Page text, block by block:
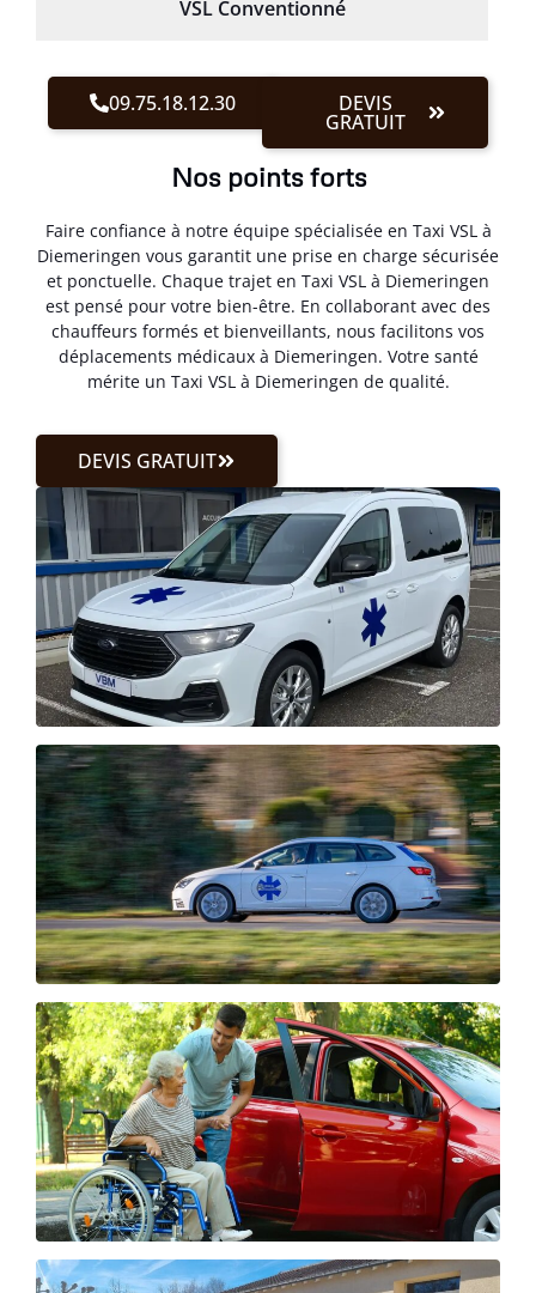
VSL Conventionné
09.75.18.12.30 DEVIS
GRATUIT
Nos points forts
Faire confiance à notre équipe spécialisée en Taxi VSL à
Diemeringen vous garantit une prise en charge sécurisée
et ponctuelle. Chaque trajet en Taxi VSL à Diemeringen
est pensé pour votre bien-être. En collaborant avec des
chauffeurs formés et bienveillants, nous facilitons vos
déplacements médicaux à Diemeringen. Votre santé
mérite un Taxi VSL à Diemeringen de qualité.
DEVIS GRATUIT